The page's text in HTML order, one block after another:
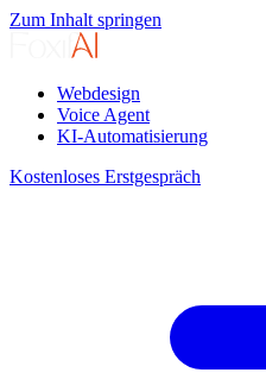
Zum Inhalt springen
Webdesign
Voice Agent
KI-Automatisierung
Kostenloses Erstgespräch